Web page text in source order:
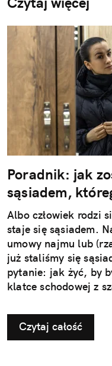
Poradnik: jak
sąsiadem,
Albo człowiek rodzi
staje się sąsiadem.
umowy najmu lub
już staliśmy się
pytanie: jak żyć, by
klatce schodowej z
Czytaj całość